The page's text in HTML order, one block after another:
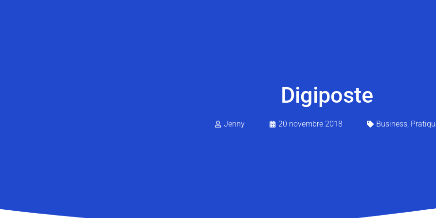
Digiposte
Jenny 20 novembre 2018 Business,